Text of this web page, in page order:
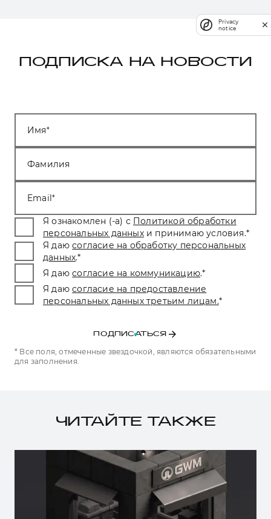
ПОДПИСКА НА НОВОСТИ
Имя
Фамилия
Email
Я ознакомлен (-а) с Политикой обработки
персональных данных и принимаю условия.*
Я даю согласие на обработку персональных
данных.*
Я даю согласие на коммуникацию.*
Я даю согласие на предоставление
персональных данных третьим лицам.*
ПОДПИСАТЬСЯ
* Все поля, отмеченные звездочкой, являются обязательными
для заполнения.
ЧИТАЙТЕ ТАКЖЕ
Privacy
notice